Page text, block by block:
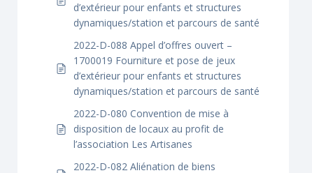
d’extérieur pour enfants et structures
dynamiques/station et parcours de santé
2022-D-088 Appel d’offres ouvert –
1700019 Fourniture et pose de jeux
d’extérieur pour enfants et structures
dynamiques/station et parcours de santé
2022-D-080 Convention de mise à
disposition de locaux au profit de
l’association Les Artisanes
2022-D-082 Aliénation de biens